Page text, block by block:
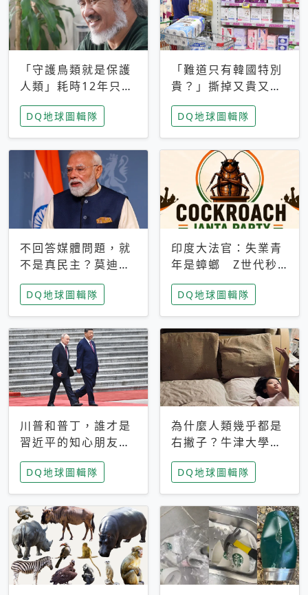
「守護鳥類就是保護
人類」耗時12年只為
追尋台灣最稀有的猛
禽 專訪《飛吧！熊
鷹》導演梁皆得
DQ地球圖輯隊
「難道只有韓國特別
貴？」撕掉又貴又難
用標籤，南韓2026推
公共衛生棉全面免費
DQ地球圖輯隊
不回答媒體問題，就
不是真民主？莫迪訪
歐拒回答問題 挪威
記者：你怕什麼
DQ地球圖輯隊
印度大法官：失業青
年是蟑螂 Z世代秒
成立「蟑螂人民
黨」，追蹤數是執政
黨兩倍
DQ地球圖輯隊
川普和普丁，誰才是
習近平的知心朋友？
專家：外交話語權掌
握在北京手中
DQ地球圖輯隊
為什麼人類幾乎都是
右撇子？牛津大學：
直立行走、腦容量擴
張成演化關鍵
DQ地球圖輯隊